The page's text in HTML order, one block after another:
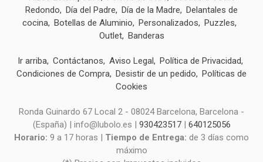
Redondo
Día del Padre Día de la Madre
Delantales de
cocina Botellas de Aluminio Personalizados
Puzzles
Outlet Banderas
Ir arriba Contáctanos Aviso Legal
Política de Privacidad
Condiciones de Compra Desistir de un pedido
Políticas de
Cookies
Ronda Guinardo 67 Local 2 - 08024 Barcelona, Barcelona -
(España) | info@lubolo.es | 930423517| 640125056
Horario: 9 a 17 horas | Tiempo de Entrega: de 3 días como
máximo